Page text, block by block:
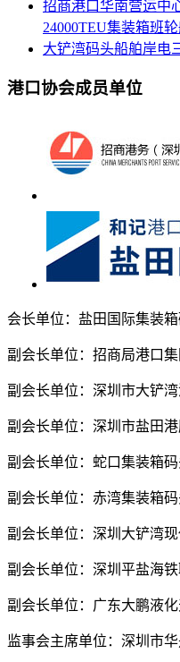
招商港口华南营运中
24000TEU集装箱班
大铲湾码头船舶岸电
港口协会成员单位
会长单位：盐田国际集装
副会长单位：招商局港口
副会长单位：深圳市大铲
副会长单位：深圳市盐田
副会长单位：蛇口集装箱
副会长单位：赤湾集装箱
副会长单位：深圳大铲湾
副会长单位：深圳平盐海
副会长单位：广东大鹏液
监事会主席单位：深圳市